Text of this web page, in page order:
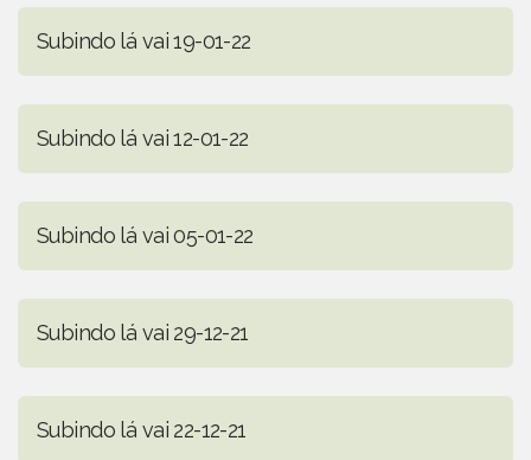
Subindo lá vai 19-01-22
Subindo lá vai 12-01-22
Subindo lá vai 05-01-22
Subindo lá vai 29-12-21
Subindo lá vai 22-12-21